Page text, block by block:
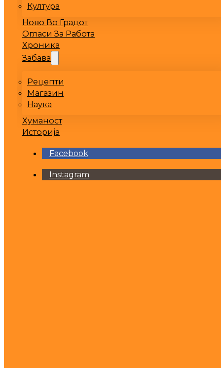
Култура
Ново Во Градот
Огласи За Работа
Хроника
Забава
Рецепти
Магазин
Наука
Хуманост
Историја
Facebook
Instagram